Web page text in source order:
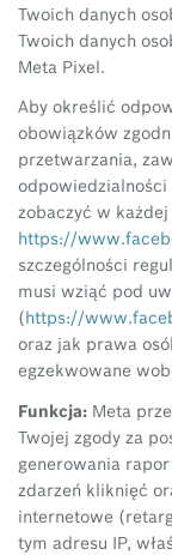
Twoich danych
Twoich danych
Meta Pixel.
Aby określić
obowiązków
przetwarzania,
odpowiedzialności
zobaczyć w
https://
szczególności
musi wziąć pod
(https://
oraz jak prawa
egzekwowane
Funkcja: Meta
Twojej zgody za
generowania
zdarzeń kliknięć
internetowe
tym adresu IP,